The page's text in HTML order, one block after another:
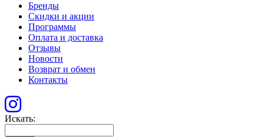
Бренды
Скидки и акции
Программы
Оплата и доставка
Отзывы
Новости
Возврат и обмен
Контакты
Искать: